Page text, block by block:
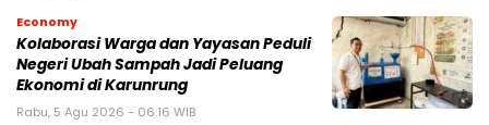
Economy
Kolaborasi Warga dan Yayasan Peduli
Negeri Ubah Sampah Jadi Peluang
Ekonomi di Karunrung
Rabu, 5 Agu 2026 - 06:16 WIB